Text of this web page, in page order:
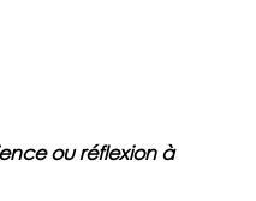
ou réflexion à